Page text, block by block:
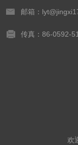
邮箱：
传真：86-0592-
欢